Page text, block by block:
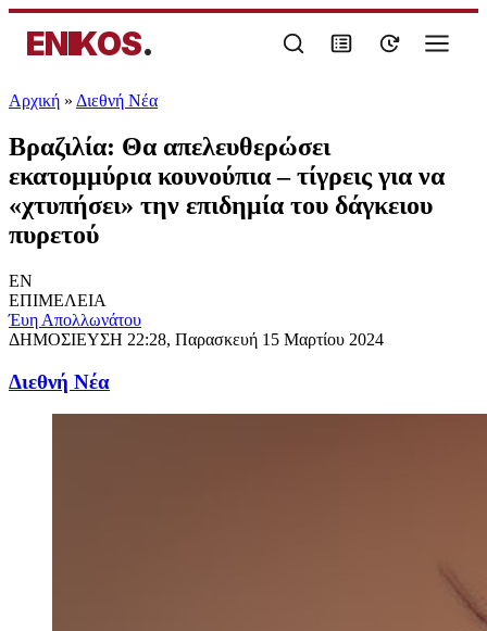
ENIKOS.
Αρχική » Διεθνή Νέα
Βραζιλία: Θα απελευθερώσει
εκατομμύρια κουνούπια – τίγρεις για να
«χτυπήσει» την επιδημία του δάγκειου
πυρετού
EN
ΕΠΙΜΕΛΕΙΑ
Έυη Απολλωνάτου
ΔΗΜΟΣΙΕΥΣΗ 22:28, Παρασκευή 15 Μαρτίου 2024
Διεθνή Νέα